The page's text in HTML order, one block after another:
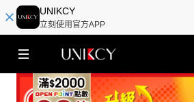
UNIKCY
立刻使用官方APP